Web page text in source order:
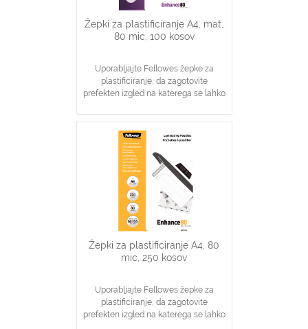
Žepki za plastificiranje A4, mat,
80 mic, 100 kosov
Uporabljajte Fellowes žepke za
plastificiranje, da zagotovite
prefekten izgled na katerega se lahko
Idealno za obvestila, slike
Zagotavljanje osnovne zaščite
dokumentov
Žepki za plastificiranje A4, 80
mic, 250 kosov
Uporabljajte Fellowes žepke za
plastificiranje, da zagotovite
prefekten izgled na katerega se lahko